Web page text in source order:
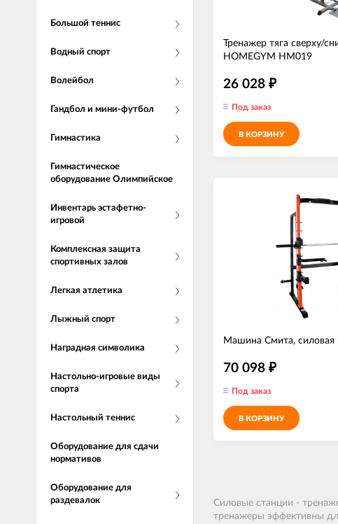
Большой теннис
Водный спорт
Волейбол
Гандбол и мини-футбол
Гимнастика
Гимнастическое
оборудование Олимпийское
Инвентарь эстафетно-
игровой
Комплексная защита
спортивных залов
Легкая атлетика
Лыжный спорт
Наградная символика
Настольно-игровые виды
спорта
Настольный теннис
Оборудование для сдачи
нормативов
Оборудование для
раздевалок
Тренажер тяга сверху/
HOMEGYM HM019
26 028 ₽
Под заказ
В КОРЗИНУ
Машина Смита, силовая
70 098 ₽
Под заказ
В КОРЗИНУ
Силовые станции -
тренажеры эффективны